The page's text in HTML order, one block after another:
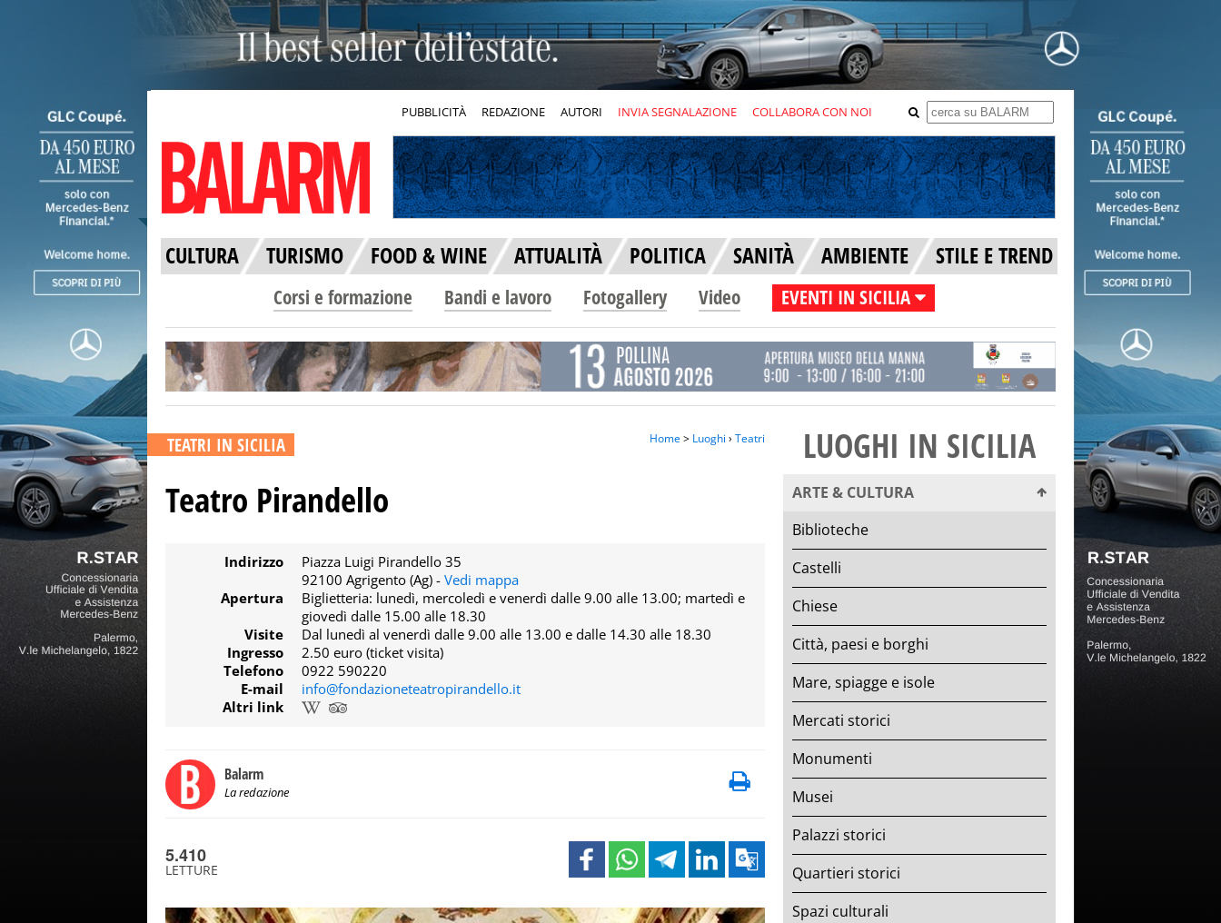
PUBBLICITÀ REDAZIONE AUTORI INVIA SEGNALAZIONE COLLABORA CON NOI
CULTURA TURISMO FOOD & WINE ATTUALITÀ POLITICA SANITÀ AMBIENTE STILE E TREND
Corsi e formazione Bandi e lavoro Fotogallery Video EVENTI IN SICILIA
TEATRI IN SICILIA Home> Luoghi › Teatri
Teatro Pirandello
Indirizzo
Piazza Luigi Pirandello 35
92100 Agrigento (Ag) - Vedi mappa
Apertura
Biglietteria: lunedì, mercoledì e venerdì dalle 9.00 alle 13.00; martedì e
giovedì dalle 15.00 alle 18.30
Visite
Dal lunedì al venerdì dalle 9.00 alle 13.00 e dalle 14.30 alle 18.30
Ingresso
2.50 euro (ticket visita)
Telefono
0922 590220
E-mail
info@fondazioneteatropirandello.it
Altri link
Balarm
La redazione
5.410
LETTURE
LUOGHI IN SICILIA
ARTE & CULTURA
Biblioteche
Castelli
Chiese
Città, paesi e borghi
Mare, spiagge e isole
Mercati storici
Monumenti
Musei
Palazzi storici
Quartieri storici
Spazi culturali